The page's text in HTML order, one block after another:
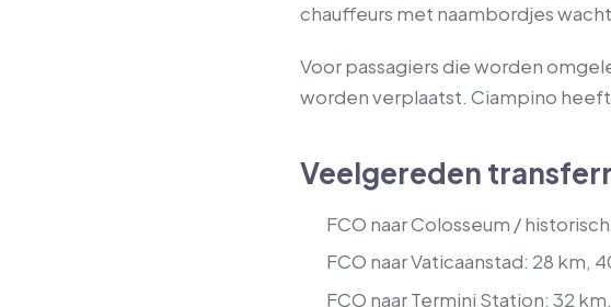
chauffeurs met naambordjes
Voor passagiers die worden
worden verplaatst. Ciampino
Veelgereden
FCO naar Colosseum /
FCO naar Vaticaanstad: 28 km,
FCO naar Termini Station: 32